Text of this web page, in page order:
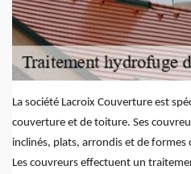
La société Lacroix Couverture est
couverture et de toiture. Ses
inclinés, plats, arrondis et de
Les couvreurs effectuent un